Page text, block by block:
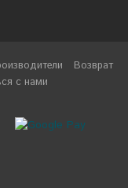
Возврат
с нами